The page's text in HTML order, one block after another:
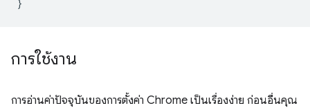
}
การใช้งาน
การอ่านค่าปัจจุบันของการตั้งค่า Chrome เป็นเรื่องง่าย ก่อนอื่นคุณ